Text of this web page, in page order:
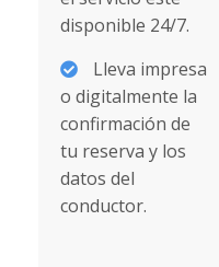
disponible 24/7.
Lleva impresa
o digitalmente la
confirmación de
tu reserva y los
datos del
conductor.